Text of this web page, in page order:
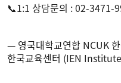
📞1:1 상담문의 : 02-3471-
— 영국대학교연합 NCUK
한국교육센터 (IEN